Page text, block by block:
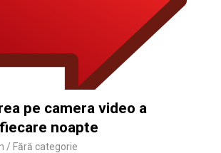
pe camera video a
noapte
Fără categorie